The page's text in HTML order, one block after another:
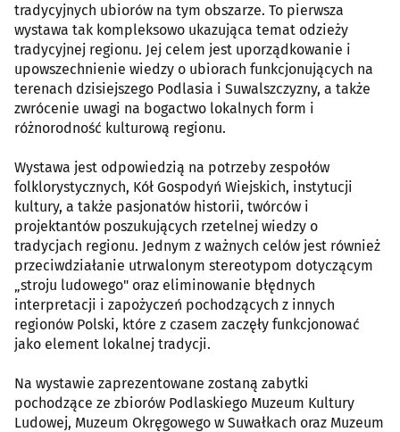
tradycyjnych ubiorów na tym obszarze. To pierwsza
wystawa tak kompleksowo ukazująca temat odzieży
tradycyjnej regionu. Jej celem jest uporządkowanie i
upowszechnienie wiedzy o ubiorach funkcjonujących na
terenach dzisiejszego Podlasia i Suwalszczyzny, a także
zwrócenie uwagi na bogactwo lokalnych form i
różnorodność kulturową regionu.
Wystawa jest odpowiedzią na potrzeby zespołów
folklorystycznych, Kół Gospodyń Wiejskich, instytucji
kultury, a także pasjonatów historii, twórców i
projektantów poszukujących rzetelnej wiedzy o
tradycjach regionu. Jednym z ważnych celów jest również
przeciwdziałanie utrwalonym stereotypom dotyczącym
„stroju ludowego" oraz eliminowanie błędnych
interpretacji i zapożyczeń pochodzących z innych
regionów Polski, które z czasem zaczęły funkcjonować
jako element lokalnej tradycji.
Na wystawie zaprezentowane zostaną zabytki
pochodzące ze zbiorów Podlaskiego Muzeum Kultury
Ludowej, Muzeum Okręgowego w Suwałkach oraz Muzeum